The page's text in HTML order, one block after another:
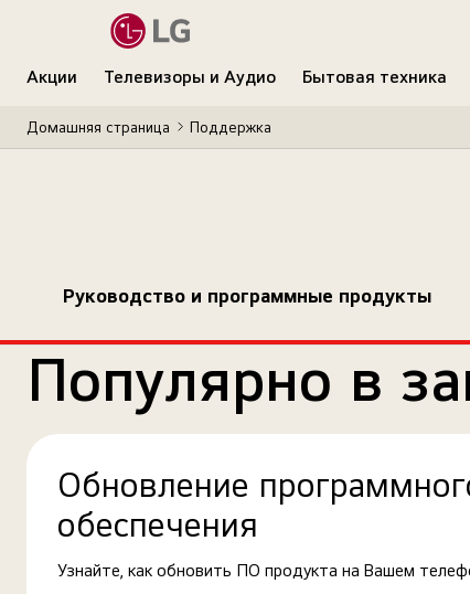
Акции Телевизоры и Аудио Бытовая техника
Домашняя страница Поддержка
Руководство и программные продукты
Популярно в
Обновление
обеспечения
Узнайте, как обновить ПО продукта на Вашем